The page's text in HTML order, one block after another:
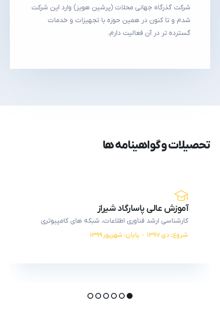
شرکت گذرگاه جهانی محلات (پرشین هویز) وارد این شرکت
شدم و تا کنون در همین حوزه با تجهیزات و خدمات
گسترده تر در آن فعالیت دارم.
تحصیلات و گواهینامه ها
آموزش عالی پاسارگاد شیراز
کارشناسی ارشد فناوری اطلاعات، شبکه های کامپیوتری
شروع: دی ۱۳۹۷ - پایان: شهریور ۱۳۹۹